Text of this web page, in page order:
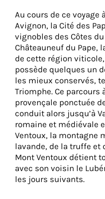
Au cours de ce voyage
Avignon, la Cité des
vignobles des Côtes
Châteauneuf du Pape,
de cette région
possède quelques un
les mieux conservés,
Triomphe. Ce parcours
provençale ponctuée
conduit alors jusqu’à
romaine et médiévale
Ventoux, la montagne
lavande, de la truffe et
Mont Ventoux détient
avec son voisin le
les jours suivants.